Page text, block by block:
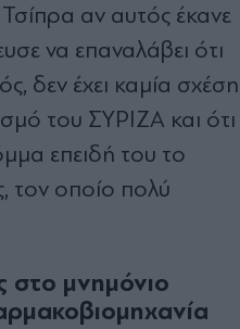
αν αυτός έκανε
να επαναλάβει ότι
δεν έχει καμία σχέση
του ΣΥΡΙΖΑ και ότι
επειδή του το
τον οποίο πολύ
στο μνημόνιο